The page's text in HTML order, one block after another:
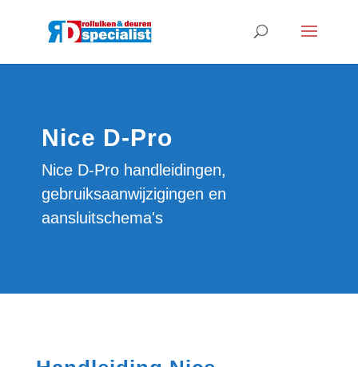
Nice D-Pro
Nice D-Pro handleidingen,
gebruiksaanwijzigingen en
aansluitschema's